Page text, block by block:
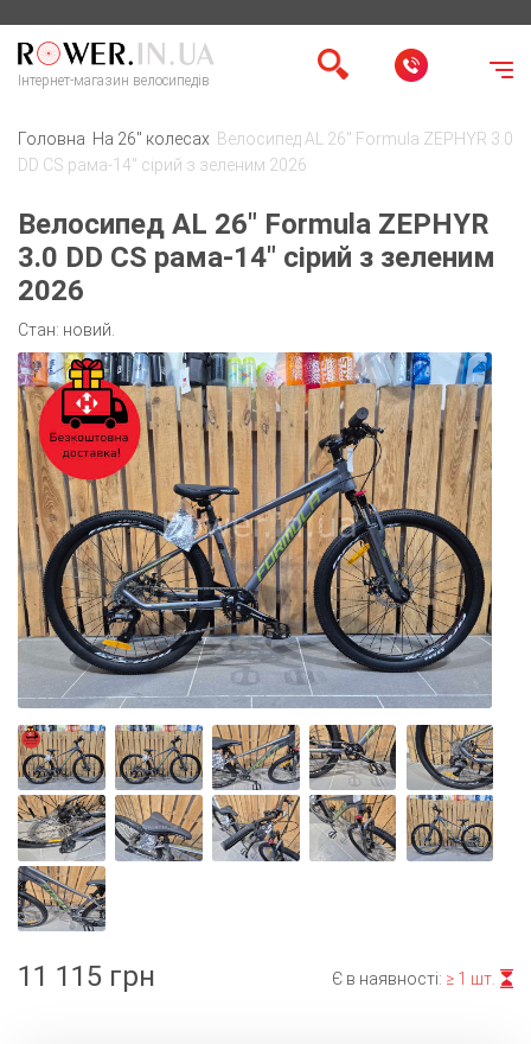
Інтернет-магазин велосипедів
Головна На 26" колесах Велосипед AL 26" Formula ZEPHYR 3.0
DD CS рама-14" сірий з зеленим 2026
Велосипед AL 26" Formula ZEPHYR
3.0 DD CS рама-14" сірий з зеленим
2026
Стан: новий.
11 115 грн Є в наявності: ≥ 1 шт.